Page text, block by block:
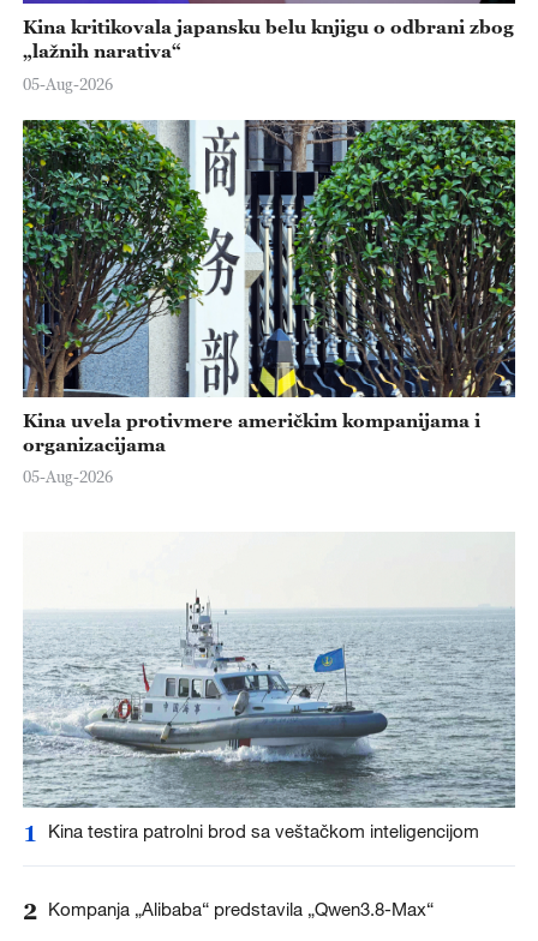
Kina kritikovala japansku belu knjigu o odbrani zbog
„lažnih narativa“
05-Aug-2026
Kina uvela protivmere američkim kompanijama i
organizacijama
05-Aug-2026
1 Kina testira patrolni brod sa veštačkom inteligencijom
2 Kompanja „Alibaba“ predstavila „Qwen3.8-Max“